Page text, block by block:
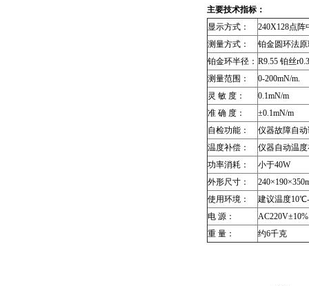
主要技术指标：
显示方式：
240X128点阵
测量方式：
铂金圆环法
铂金环半径： R9.55 铂丝r0.3
测量范围：
0-200mN/m.
灵 敏 度：
0.1mN/m
准 确 度：
±0.1mN/m
自检功能：
仪器故障自
温度补偿：
仪器自动温
功率消耗：
小于40W
外形尺寸：
使用环境：
建议温度10℃
电 源：
重 量： 约6千克